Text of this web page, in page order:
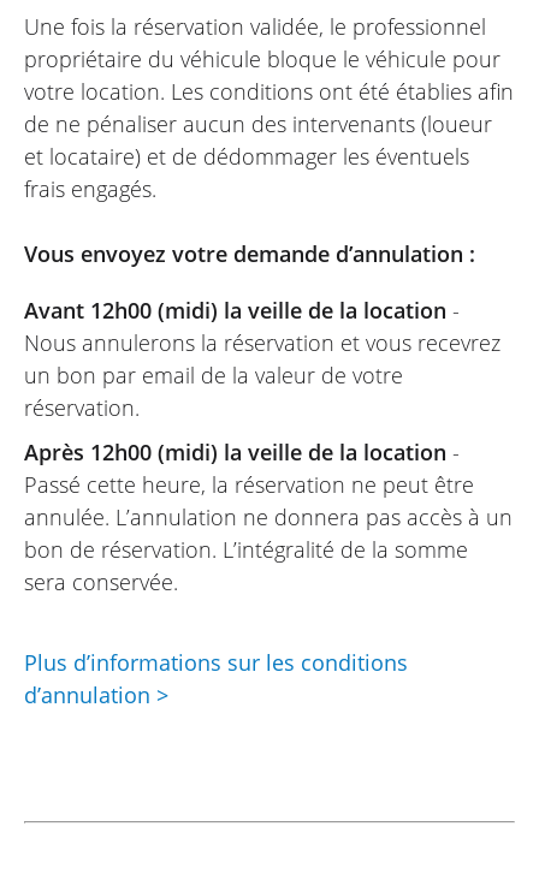
DÉBATTEMENT AVANT - 235 mm
DÉBATTEMENT ARRIÈRE - 235 mm
ROUE AVANT - 21″ avec pneu 80/100-21
ROUE ARRIÈRE - 18″ avec pneu 120/80-18
Une fois la réservation validée, le professionnel
propriétaire du véhicule bloque le véhicule pour
votre location. Les conditions ont été établies afin
de ne pénaliser aucun des intervenants (loueur
et locataire) et de dédommager les éventuels
frais engagés.
Vous envoyez votre demande d’annulation :
Avant 12h00 (midi) la veille de la location -
Nous annulerons la réservation et vous recevrez
un bon par email de la valeur de votre
réservation.
Après 12h00 (midi) la veille de la location -
Passé cette heure, la réservation ne peut être
annulée. L’annulation ne donnera pas accès à un
bon de réservation. L’intégralité de la somme
sera conservée.
Plus d’informations sur les conditions
d’annulation >